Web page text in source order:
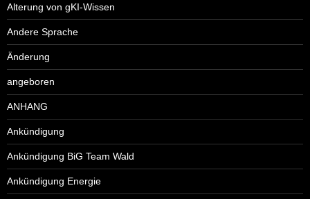
Alterung von gKI-Wissen
Andere Sprache
Änderung
angeboren
ANHANG
Ankündigung
Ankündigung BiG Team Wald
Ankündigung Energie